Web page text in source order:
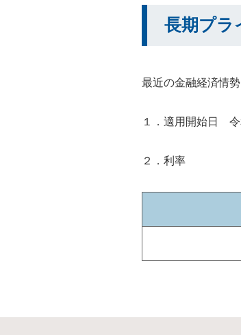
長期プラ
最近の金融経済情
１．適用開始日 令
２．利率